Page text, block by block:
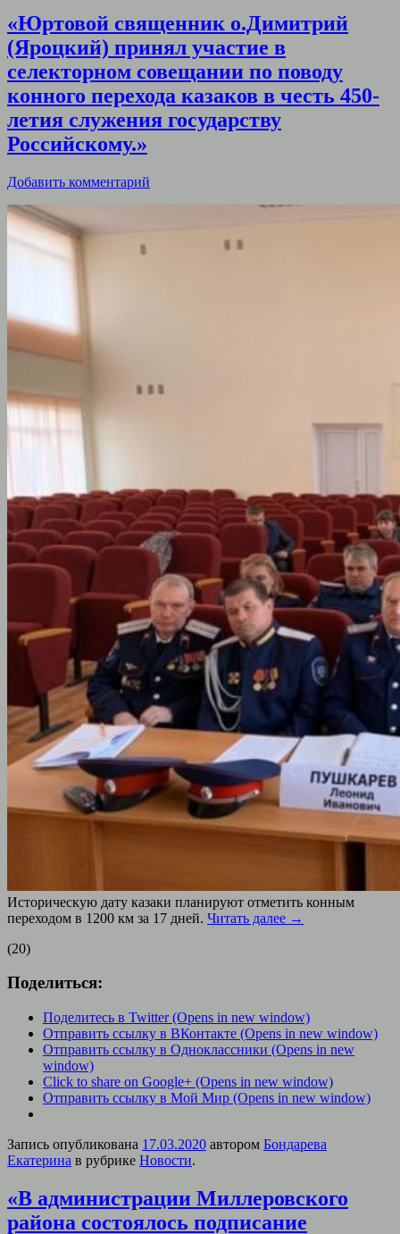
«Юртовой священник о.Димитрий
(Яроцкий) принял участие в
селекторном совещании по поводу
конного перехода казаков в честь 450-
летия служения государству
Российскому.»
Добавить комментарий
Историческую дату казаки планируют отметить конным
переходом в 1200 км за 17 дней. Читать далее →
(20)
Поделиться:
Поделитесь в Twitter (Opens in new window)
Отправить ссылку в ВКонтакте (Opens in new window)
Отправить ссылку в Одноклассники (Opens in new
window)
Click to share on Google+ (Opens in new window)
Отправить ссылку в Мой Мир (Opens in new window)
Запись опубликована 17.03.2020 автором Бондарева
Екатерина в рубрике Новости.
«В администрации Миллеровского
района состоялось подписание